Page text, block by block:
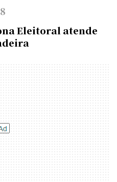
Eleitoral atende